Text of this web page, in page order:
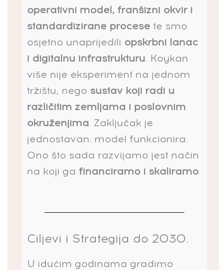
operativni model, franšizni okvir i
standardizirane procese te smo
osjetno unaprijedili opskrbni lanac
i digitalnu infrastrukturu. Koykan
više nije eksperiment na jednom
tržištu, nego sustav koji radi u
različitim zemljama i poslovnim
okruženjima. Zaključak je
jednostavan: model funkcionira.
Ono što sada razvijamo jest način
na koji ga financiramo i skaliramo.
Ciljevi i Strategija do 2030.
U idućim godinama gradimo